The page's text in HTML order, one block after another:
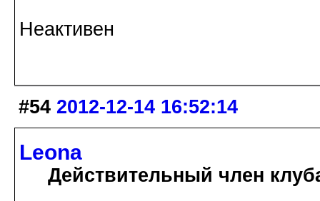
Неактивен
#54 2012-12-14 16:52:14
Leona
Действительный член